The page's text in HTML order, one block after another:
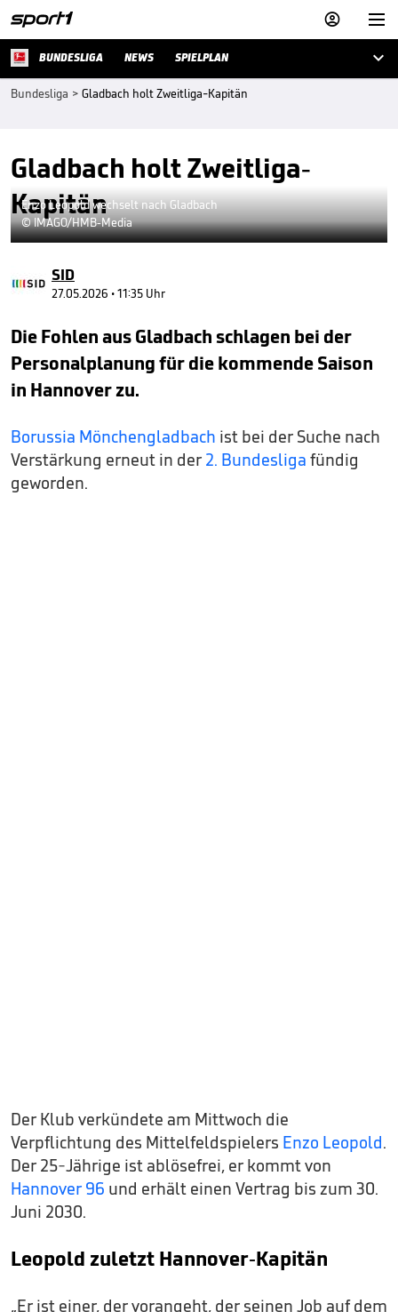


BUNDESLIGA NEWS SPIELPLAN 
Bundesliga > Gladbach holt Zweitliga-Kapitän
Gladbach holt Zweitliga-
Kapitän
Enzo Leopold wechselt nach Gladbach
© IMAGO/HMB-Media
SID
27.05.2026 • 11:35 Uhr
Die Fohlen aus Gladbach schlagen bei der
Personalplanung für die kommende Saison
in Hannover zu.
Borussia Mönchengladbach ist bei der Suche nach
Verstärkung erneut in der 2. Bundesliga fündig
geworden.
Der Klub verkündete am Mittwoch die
Verpflichtung des Mittelfeldspielers Enzo Leopold.
Der 25-Jährige ist ablösefrei, er kommt von
Hannover 96 und erhält einen Vertrag bis zum 30.
Juni 2030.
Leopold zuletzt Hannover-Kapitän
„Er ist einer, der vorangeht, der seinen Job auf dem